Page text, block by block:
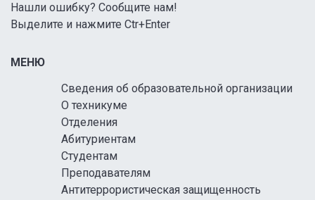
Нашли ошибку? Сообщите нам!
Выделите и нажмите Ctr+Enter
МЕНЮ
Сведения об образовательной организации
О техникуме
Отделения
Абитуриентам
Студентам
Преподавателям
Антитеррористическая защищенность